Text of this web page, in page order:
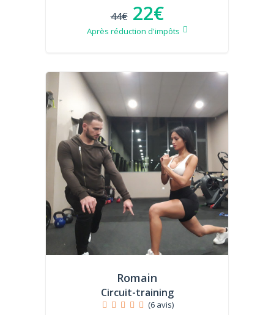
44€ 22€
Après réduction d'impôts
Romain
Circuit-training
(6 avis)